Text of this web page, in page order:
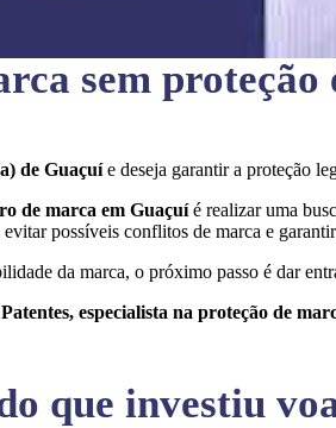
sem proteção
de Guaçuíe deseja garantir a proteção
de marca em Guaçuíé realizar uma
possíveis conflitos de marca e
da marca, o próximo passo é dar
especialista na proteção de
que investiu